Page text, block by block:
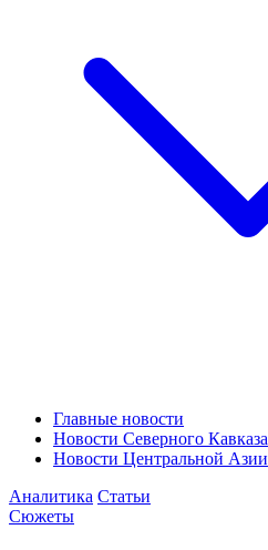
Главные новости
Новости Северного Кавказа
Новости Центральной Азии
Аналитика Статьи
Сюжеты